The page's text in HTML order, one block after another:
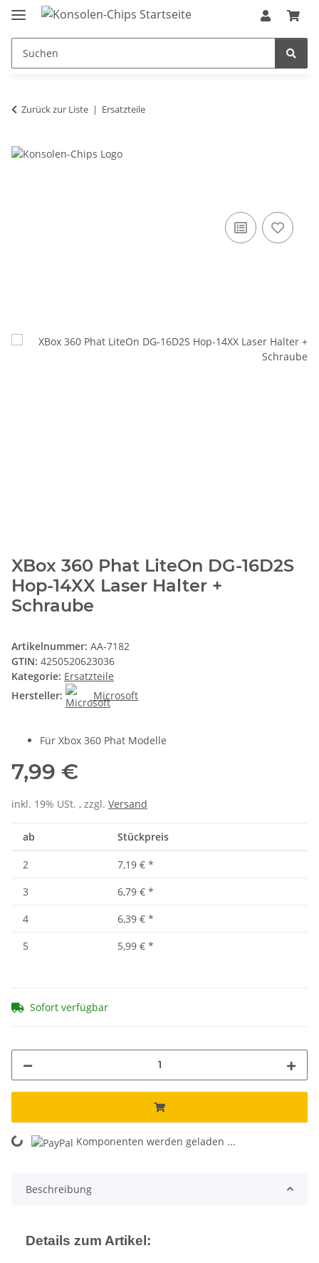
Zurück zur Liste Ersatzteile
XBox 360 Phat LiteOn DG-16D2S
Hop-14XX Laser Halter +
Schraube
Artikelnummer: AA-7182
GTIN: 4250520623036
Kategorie: Ersatzteile
Hersteller:
Microsoft
Für Xbox 360 Phat Modelle
7,99 €
inkl. 19% USt. , zzgl. Versand
ab Stückpreis
2 7,19 € *
3
6,79 € *
4
6,39 € *
5
5,99 € *
Sofort verfügbar
Komponenten werden geladen ...
Beschreibung
Details zum Artikel: